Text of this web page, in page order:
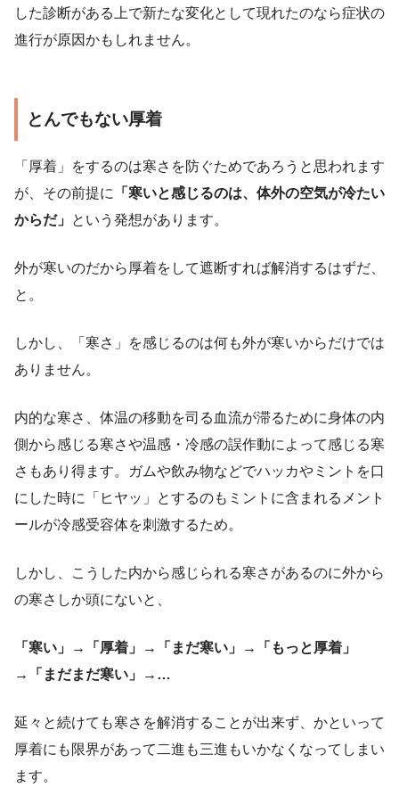
した診断がある上で新たな変化として現れたのなら症状の
進行が原因かもしれません。
とんでもない厚着
「厚着」をするのは寒さを防ぐためであろうと思われます
が、その前提に
「寒いと感じるのは、体外の空気が冷たい
からだ」 という発想があります。
外が寒いのだから厚着をして遮断すれば解消するはずだ、
と。
しかし、「寒さ」を感じるのは何も外が寒いからだけでは
ありません。
内的な寒さ、体温の移動を司る血流が滞るために身体の内
側から感じる寒さや温感・冷感の誤作動によって感じる寒
さもあり得ます。ガムや飲み物などでハッカやミントを口
にした時に「ヒヤッ」とするのもミントに含まれるメント
ールが冷感受容体を刺激するため。
しかし、こうした内から感じられる寒さがあるのに外から
の寒さしか頭にないと、
「寒い」→「厚着」→「まだ寒い」→「もっと厚着」
→「まだまだ寒い」→…
延々と続けても寒さを解消することが出来ず、かといって
厚着にも限界があって二進も三進もいかなくなってしまい
ます。